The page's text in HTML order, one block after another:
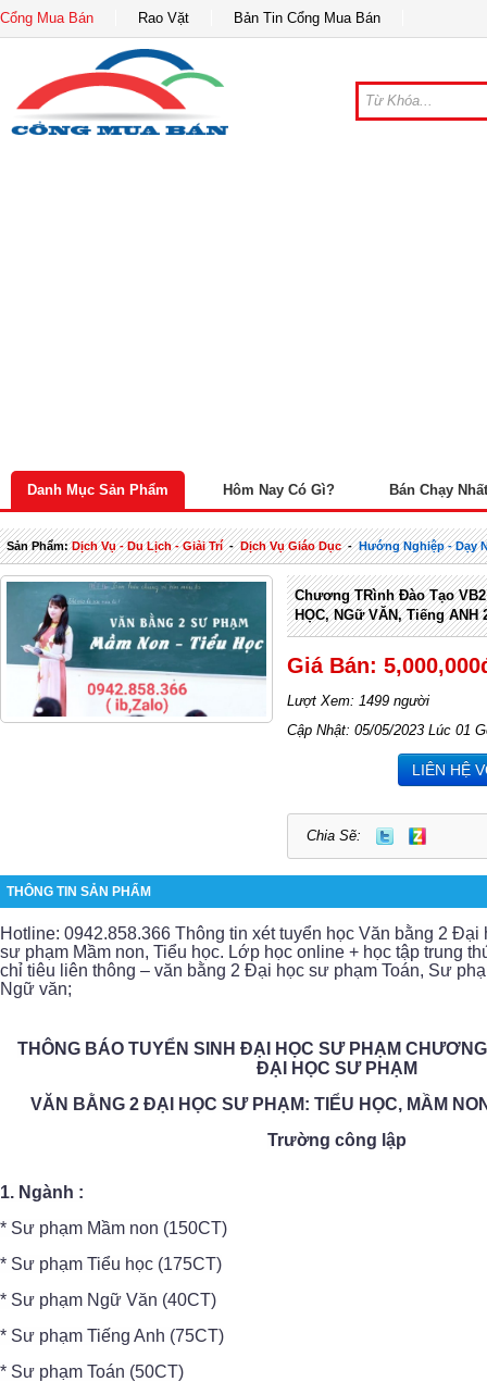
Cổng Mua Bán Rao Vặt Bản Tin Cổng Mua Bán
Danh Mục Sản Phẩm Hôm Nay Có Gì? Bán Chạy Nhất
Sản Phẩm:Dịch Vụ - Du Lịch - Giải Trí-Dịch Vụ Giáo Dục-Hướng Nghiệp - Dạy
Chương TRình Đào Tạo
HỌC, NGữ VĂN, Tiếng
Giá Bán:
Lượt Xem: 1499 người
Cập Nhật: 05/05/2023 Lúc 01
LIÊN HỆ
Chia Sẽ:
THÔNG TIN SẢN PHẨM
Hotline: 0942.858.366 Thông tin xét tuyển học Văn bằng 2
sư phạm Mầm non, Tiểu học. Lớp học online + học tập trung
chỉ tiêu liên thông – văn bằng 2 Đại học sư phạm Toán, Sư
Ngữ văn;
THÔNG BÁO TUYỂN SINH ĐẠI HỌC SƯ PHẠM
ĐẠI HỌC SƯ PHẠM
VĂN BẰNG 2 ĐẠI HỌC SƯ PHẠM: TIỂU HỌC, MẦM
Trường công lập
1. Ngành :
* Sư phạm Mầm non (150CT)
* Sư phạm Tiểu học (175CT)
* Sư phạm Ngữ Văn (40CT)
* Sư phạm Tiếng Anh (75CT)
* Sư phạm Toán (50CT)